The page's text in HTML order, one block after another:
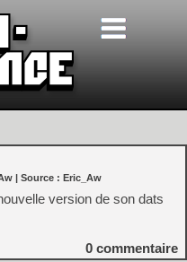
| Source : Eric_Aw
version de son dats
0 commentaire